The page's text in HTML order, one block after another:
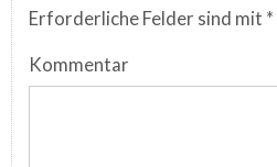
Erforderliche Felder sind mit *
Kommentar